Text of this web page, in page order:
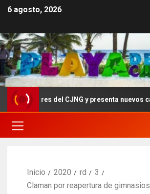
6 agosto, 2026
del CJNG y presenta nuevos cargos
Inicio 2020 rd
3
Claman por reapertura de gimnasios